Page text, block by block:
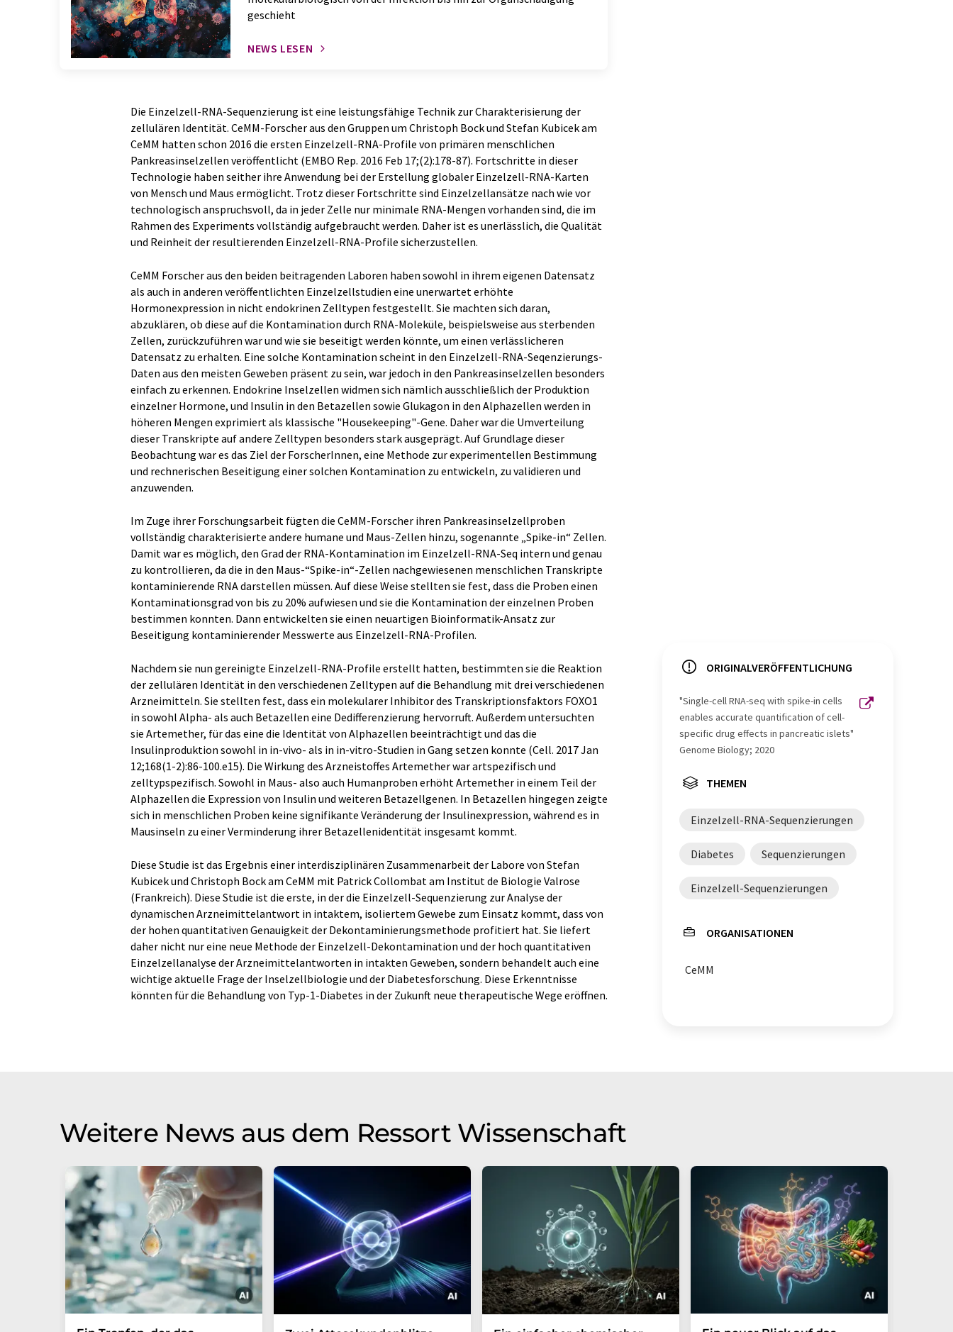
geschieht
NEWS LESEN
Die Einzelzell-RNA-Sequenzierung ist eine leistungsfähige Technik zur Charakterisierung der
zellulären Identität. CeMM-Forscher aus den Gruppen um Christoph Bock und Stefan Kubicek am
CeMM hatten schon 2016 die ersten Einzelzell-RNA-Profile von primären menschlichen
Pankreasinselzellen veröffentlicht (EMBO Rep. 2016 Feb 17;(2):178-87). Fortschritte in dieser
Technologie haben seither ihre Anwendung bei der Erstellung globaler Einzelzell-RNA-Karten
von Mensch und Maus ermöglicht. Trotz dieser Fortschritte sind Einzelzellansätze nach wie vor
technologisch anspruchsvoll, da in jeder Zelle nur minimale RNA-Mengen vorhanden sind, die im
Rahmen des Experiments vollständig aufgebraucht werden. Daher ist es unerlässlich, die Qualität
und Reinheit der resultierenden Einzelzell-RNA-Profile sicherzustellen.
CeMM Forscher aus den beiden beitragenden Laboren haben sowohl in ihrem eigenen Datensatz
als auch in anderen veröffentlichten Einzelzellstudien eine unerwartet erhöhte
Hormonexpression in nicht endokrinen Zelltypen festgestellt. Sie machten sich daran,
abzuklären, ob diese auf die Kontamination durch RNA-Moleküle, beispielsweise aus sterbenden
Zellen, zurückzuführen war und wie sie beseitigt werden könnte, um einen verlässlicheren
Datensatz zu erhalten. Eine solche Kontamination scheint in den Einzelzell-RNA-Seqenzierungs-
Daten aus den meisten Geweben präsent zu sein, war jedoch in den Pankreasinselzellen besonders
einfach zu erkennen. Endokrine Inselzellen widmen sich nämlich ausschließlich der Produktion
einzelner Hormone, und Insulin in den Betazellen sowie Glukagon in den Alphazellen werden in
höheren Mengen exprimiert als klassische "Housekeeping"-Gene. Daher war die Umverteilung
dieser Transkripte auf andere Zelltypen besonders stark ausgeprägt. Auf Grundlage dieser
Beobachtung war es das Ziel der ForscherInnen, eine Methode zur experimentellen Bestimmung
und rechnerischen Beseitigung einer solchen Kontamination zu entwickeln, zu validieren und
anzuwenden.
Im Zuge ihrer Forschungsarbeit fügten die CeMM-Forscher ihren Pankreasinselzellproben
vollständig charakterisierte andere humane und Maus-Zellen hinzu, sogenannte „Spike-in“ Zellen.
Damit war es möglich, den Grad der RNA-Kontamination im Einzelzell-RNA-Seq intern und genau
zu kontrollieren, da die in den Maus-“Spike-in“-Zellen nachgewiesenen menschlichen Transkripte
kontaminierende RNA darstellen müssen. Auf diese Weise stellten sie fest, dass die Proben einen
Kontaminationsgrad von bis zu 20% aufwiesen und sie die Kontamination der einzelnen Proben
bestimmen konnten. Dann entwickelten sie einen neuartigen Bioinformatik-Ansatz zur
Beseitigung kontaminierender Messwerte aus Einzelzell-RNA-Profilen.
Nachdem sie nun gereinigte Einzelzell-RNA-Profile erstellt hatten, bestimmten sie die Reaktion
der zellulären Identität in den verschiedenen Zelltypen auf die Behandlung mit drei verschiedenen
Arzneimitteln. Sie stellten fest, dass ein molekularer Inhibitor des Transkriptionsfaktors FOXO1
in sowohl Alpha- als auch Betazellen eine Dedifferenzierung hervorruft. Außerdem untersuchten
sie Artemether, für das eine die Identität von Alphazellen beeinträchtigt und das die
Insulinproduktion sowohl in in-vivo- als in in-vitro-Studien in Gang setzen konnte (Cell. 2017 Jan
12;168(1-2):86-100.e15). Die Wirkung des Arzneistoffes Artemether war artspezifisch und
zelltypspezifisch. Sowohl in Maus- also auch Humanproben erhöht Artemether in einem Teil der
Alphazellen die Expression von Insulin und weiteren Betazellgenen. In Betazellen hingegen zeigte
sich in menschlichen Proben keine signifikante Veränderung der Insulinexpression, während es in
Mausinseln zu einer Verminderung ihrer Betazellenidentität insgesamt kommt.
Diese Studie ist das Ergebnis einer interdisziplinären Zusammenarbeit der Labore von Stefan
Kubicek und Christoph Bock am CeMM mit Patrick Collombat am Institut de Biologie Valrose
(Frankreich). Diese Studie ist die erste, in der die Einzelzell-Sequenzierung zur Analyse der
dynamischen Arzneimittelantwort in intaktem, isoliertem Gewebe zum Einsatz kommt, dass von
der hohen quantitativen Genauigkeit der Dekontaminierungsmethode profitiert hat. Sie liefert
daher nicht nur eine neue Methode der Einzelzell-Dekontamination und der hoch quantitativen
Einzelzellanalyse der Arzneimittelantworten in intakten Geweben, sondern behandelt auch eine
wichtige aktuelle Frage der Inselzellbiologie und der Diabetesforschung. Diese Erkenntnisse
könnten für die Behandlung von Typ-1-Diabetes in der Zukunft neue therapeutische Wege eröffnen.
ORIGINALVERÖFFENTLICHUNG
"Single-cell RNA-seq with spike-in cells
enables accurate quantification of cell-
specific drug effects in pancreatic islets"
Genome Biology; 2020
THEMEN
Einzelzell-RNA-Sequenzierungen
Diabetes Sequenzierungen
Einzelzell-Sequenzierungen
ORGANISATIONEN
CeMM
Weitere News aus dem Ressort Wissenschaft